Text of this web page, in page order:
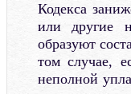
Кодекса
или другие
образуют
том случае,
неполной